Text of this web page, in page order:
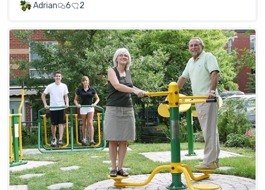
Adrian 6 2